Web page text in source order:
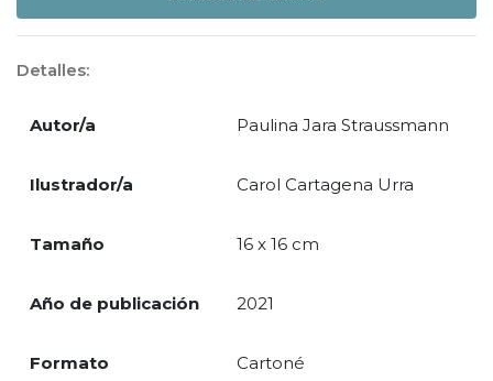
Detalles:
Autor/a Paulina Jara Straussmann
Ilustrador/a Carol Cartagena Urra
Tamaño 16 x 16 cm
Año de publicación 2021
Formato Cartoné